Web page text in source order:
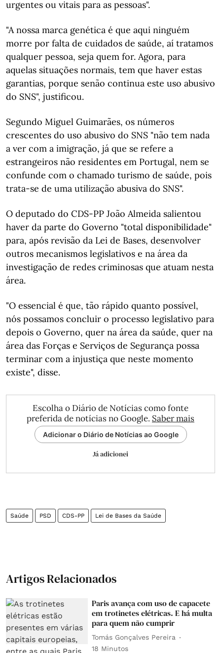
urgentes ou vitais para as pessoas".
"A nossa marca genética é que aqui ninguém
morre por falta de cuidados de saúde, aí tratamos
qualquer pessoa, seja quem for. Agora, para
aquelas situações normais, tem que haver estas
garantias, porque senão continua este uso abusivo
do SNS", justificou.
Segundo Miguel Guimarães, os números
crescentes do uso abusivo do SNS "não tem nada
a ver com a imigração, já que se refere a
estrangeiros não residentes em Portugal, nem se
confunde com o chamado turismo de saúde, pois
trata-se de uma utilização abusiva do SNS".
O deputado do CDS-PP João Almeida salientou
haver da parte do Governo "total disponibilidade"
para, após revisão da Lei de Bases, desenvolver
outros mecanismos legislativos e na área da
investigação de redes criminosas que atuam nesta
área.
"O essencial é que, tão rápido quanto possível,
nós possamos concluir o processo legislativo para
depois o Governo, quer na área da saúde, quer na
área das Forças e Serviços de Segurança possa
terminar com a injustiça que neste momento
existe", disse.
Escolha o Diário de Notícias como fonte
preferida de notícias no Google. Saber mais
Adicionar o Diário de Notícias ao Google
Já adicionei
Saúde PSD CDS-PP Lei de Bases da Saúde
Artigos Relacionados
Paris avança com uso de capacete
em trotinetes elétricas. E há multa
para quem não cumprir
Tomás Gonçalves Pereira
18 Minutos